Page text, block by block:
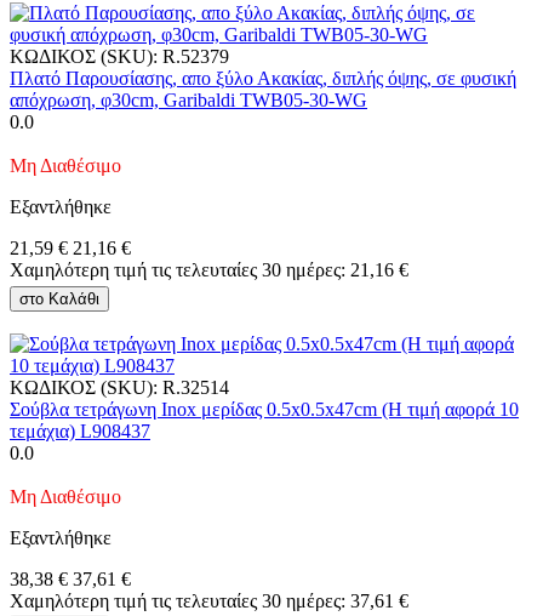
ΚΩΔΙΚΟΣ (SKU): R.52379
Πλατό Παρουσίασης, απο ξύλο Ακακίας, διπλής όψης, σε φυσική
απόχρωση, φ30cm, Garibaldi TWB05-30-WG
0.0
Μη Διαθέσιμο
Εξαντλήθηκε
21,59 € 21,16 €
Χαμηλότερη τιμή τις τελευταίες 30 ημέρες: 21,16 €
στο Καλάθι
ΚΩΔΙΚΟΣ (SKU): R.32514
Σούβλα τετράγωνη Inox μερίδας 0.5x0.5x47cm (Η τιμή αφορά 10
τεμάχια) L908437
0.0
Μη Διαθέσιμο
Εξαντλήθηκε
38,38 € 37,61 €
Χαμηλότερη τιμή τις τελευταίες 30 ημέρες: 37,61 €